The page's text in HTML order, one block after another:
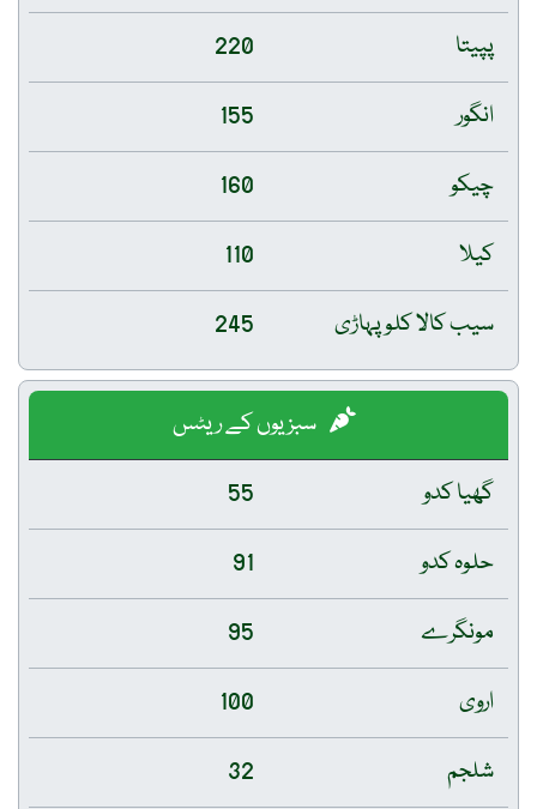
پپیتا
220
انگور
155
چیکو
160
کیلا
110
سیب کالا کلو پہاڑی
245
سبزیوں کے ریٹس
گھیا کدو
55
حلوہ کدو
91
مونگرے
95
اروی
100
شلجم
32